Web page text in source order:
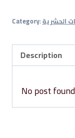
Category:الحشرية
Description
No post found